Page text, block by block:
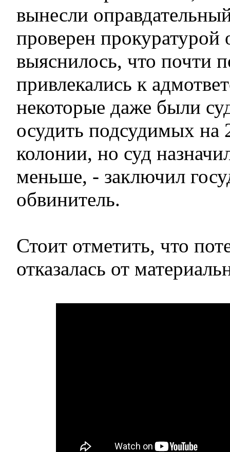
вынесли
проверен прокуратурой
выяснилось, что почти
привлекались к
некоторые даже были
осудить подсудимых на
колонии, но суд
меньше, - заключил
обвинитель.
Стоит отметить, что
отказалась от